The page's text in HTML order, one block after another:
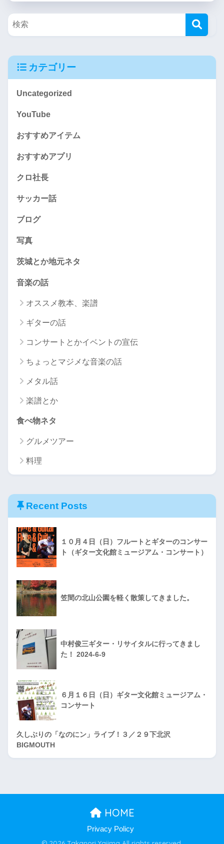
カテゴリー
Uncategorized
YouTube
おすすめアイテム
おすすめアプリ
クロ社長
サッカー話
ブログ
写真
茨城とか地元ネタ
音楽の話
オススメ教本、楽譜
ギターの話
コンサートとかイベントの宣伝
ちょっとマジメな音楽の話
メタル話
楽譜とか
食べ物ネタ
グルメツアー
料理
Recent Posts
１０月４日（日）フルートとギターのコンサー
ト（ギター文化館ミュージアム・コンサート）
笠間の北山公園を軽く散策してきました。
中村俊三ギター・リサイタルに行ってきまし
た！ 2024-6-9
６月１６日（日）ギター文化館ミュージアム・
コンサート
久しぶりの「なのにン」ライブ！３／２９下北沢
BIGMOUTH
HOME
Privacy Policy